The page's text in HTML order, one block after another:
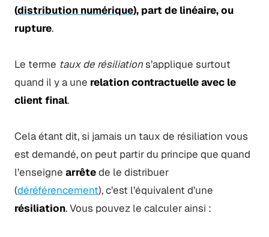
(distribution numérique), part de linéaire, ou
rupture.
Le terme taux de résiliations’applique surtout
quand il y a une relation contractuelle avec le
client final.
Cela étant dit, si jamais un taux de résiliation vous
est demandé, on peut partir du principe que quand
l’enseigne arrêtede le distribuer
(déréférencement), c’est l’équivalent d’une
résiliation. Vous pouvez le calculer ainsi :